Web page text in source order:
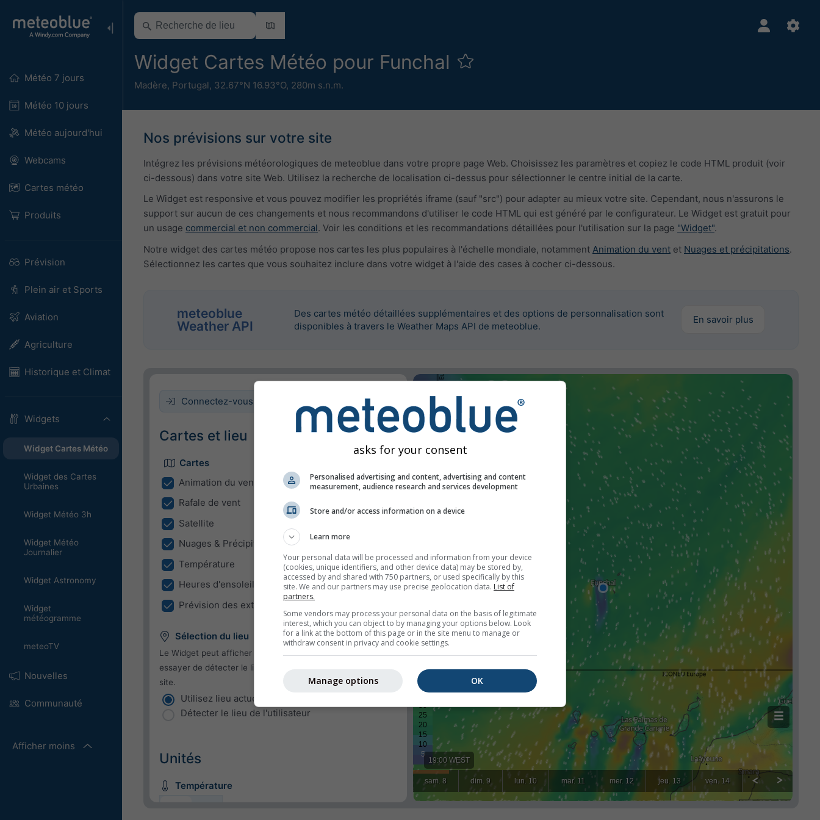
Météo 7 jours
Météo 10 jours
Météo aujourd'hui
Webcams
Cartes météo
Produits
Prévision
Plein air et Sports
Aviation
Agriculture
Historique et Climat
Widgets
Widget Cartes Météo
Widget des Cartes
Urbaines
Widget Météo 3h
Widget Météo
Journalier
Widget Astronomy
Widget
météogramme
meteoTV
Nouvelles
Communauté
Afficher moins
Widget Cartes Météo pour Funchal
Madère, Portugal, 32.67°N 16.93°O, 280m s.n.m.
Nos prévisions sur votre site
Intégrez les prévisions météorologiques de meteoblue dans votre propre page Web. Choisissez les paramètres et copiez le code HTML produit (voir
ci-dessous) dans votre site Web. Utilisez la recherche de localisation ci-dessus pour sélectionner le centre initial de la carte.
Le Widget est responsive et vous pouvez modifier les propriétés iframe (sauf "src") pour adapter au mieux votre site. Cependant, nous n'assurons le
support sur aucun de ces changements et nous recommandons d'utiliser le code HTML qui est généré par le configurateur. Le Widget est gratuit pour
un usage commercial et non commercial. Voir les conditions et les recommandations détaillées pour l'utilisation sur la page "Widget".
Notre widget des cartes météo propose nos cartes les plus populaires à l'échelle mondiale, notamment Animation du vent et Nuages et précipitations.
Sélectionnez les cartes que vous souhaitez inclure dans votre widget à l'aide des cases à cocher ci-dessous.
meteoblue
Weather API
Des cartes météo détaillées supplémentaires et des options de personnalisation sont
disponibles à travers le Weather Maps API de meteoblue.
En savoir plus
Connectez-vous pour intégrer ce widget.
Cartes et lieu
Cartes
Animation du vent
Rafale de vent
Satellite
Nuages & Précipitations
Température
Heures d'ensoleillement
Prévision des extrêmes
Sélection du lieu
Le Widget peut afficher le temps dans un lieu prédéfini ou
essayer de détecter le lieu de tous les visiteurs de votre
site.
Utilisez lieu actuel
Détecter le lieu de l'utilisateur
Unités
Température
asks for your consent
Personalised advertising and content, advertising and content
measurement, audience research and services development
Store and/or access information on a device
Learn more
Your personal data will be processed and information from your device
(cookies, unique identifiers, and other device data) may be stored by,
accessed by and shared with 750 partners, or used specifically by this
site. We and our partners may use precise geolocation data. List of
partners.
Some vendors may process your personal data on the basis of legitimate
interest, which you can object to by managing your options below. Look
for a link at the bottom of this page or in the site menu to manage or
withdraw consent in privacy and cookie settings.
OK
Manage options